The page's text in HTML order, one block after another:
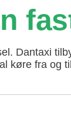
Dantaxi
køre fra